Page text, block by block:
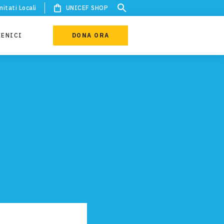
Locali UNICEF SHOP
DONA ORA